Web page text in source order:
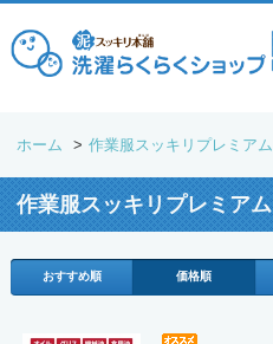
ホーム > 作業服スッキリプレミアム
作業服スッキリプレミアム
おすすめ順 価格順